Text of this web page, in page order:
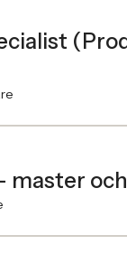
master